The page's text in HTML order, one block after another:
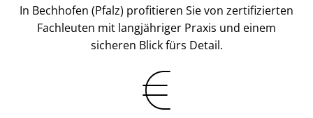
In Bechhofen (Pfalz) profitieren Sie von zertifizierten
Fachleuten mit langjähriger Praxis und einem
sicheren Blick fürs Detail.